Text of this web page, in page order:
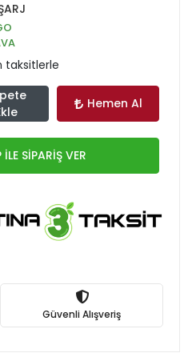
taksitlerle
Hemen Al
SİPARİŞ VER
Güvenli Alışveriş